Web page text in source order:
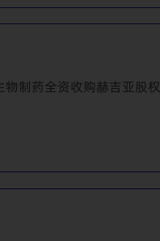
物制药全资收购赫吉亚股权